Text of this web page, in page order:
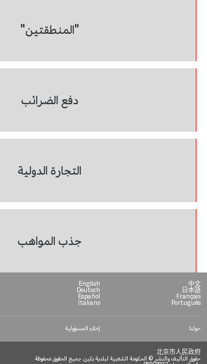
"المنطقتين"
دفع الضرائب
التجارة الدولية
جذب المواهب
中文
English
日本語
Deutsch
Français
Español
Português
Italiano
حولنا إخلاء المسؤولية
北京市人民政府
حقوق التأليف والنشر © الحكومة الشعبية لبلدية بكين. جميع الحقوق محفوظة